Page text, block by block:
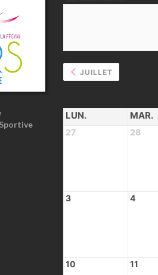
JUILLET
LUN. MAR.
27 28
3 4
10 11